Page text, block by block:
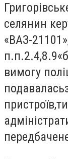
селянин
«ВАЗ-
п.п.2.4,8.9
вимогу
подавалась
пристроїв,